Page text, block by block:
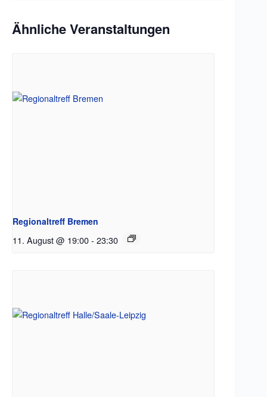
Ähnliche Veranstaltungen
Regionaltreff Bremen
11. August @ 19:00- 23:30